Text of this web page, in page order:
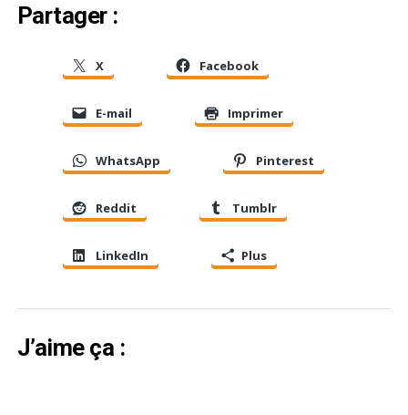
Partager :
X Facebook
E-mail Imprimer
WhatsApp Pinterest
Reddit Tumblr
LinkedIn Plus
J’aime ça :